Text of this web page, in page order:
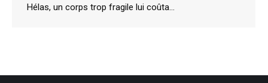
Hélas, un corps trop fragile lui coûta…